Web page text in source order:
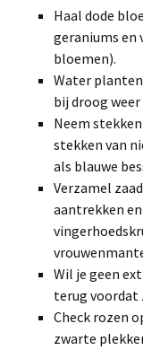
Haal dode
geraniums en
bloemen).
Water
bij droog
Neem
stekken van
als blauwe
Verzamel
aantrekken
Wil je geen
terug voordat
Check rozen
zwarte